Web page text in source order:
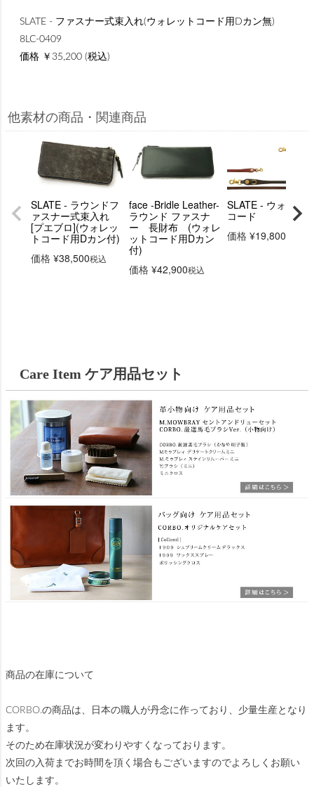
SLATE - ファスナー式束入れ(ウォレットコード用Dカン無)
8LC-0409
価格 ￥35,200 (税込)
他素材の商品・関連商品
SLATE - ラウンドフ
ァスナー式束入れ
[プエブロ](ウォレッ
トコード用Dカン付)
価格 ¥38,500税込
face -Bridle Leather-
ラウンド ファスナ
ー 長財布 (ウォレ
ットコード用Dカン
付)
価格 ¥42,900税込
SLATE - ウォレッ
コード
価格 ¥19,800
Care Item ケア用品セット
商品の在庫について
CORBO.の商品は、日本の職人が丹念に作っており、少量生産となり
ます。
そのため在庫状況が変わりやすくなっております。
次回の入荷までお時間を頂く場合もございますのでよろしくお願い
いたします。